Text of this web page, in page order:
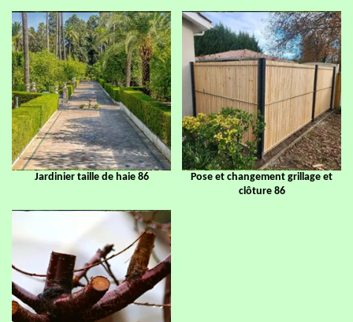
Jardinier taille de haie 86
Pose et changement grillage et
clôture 86